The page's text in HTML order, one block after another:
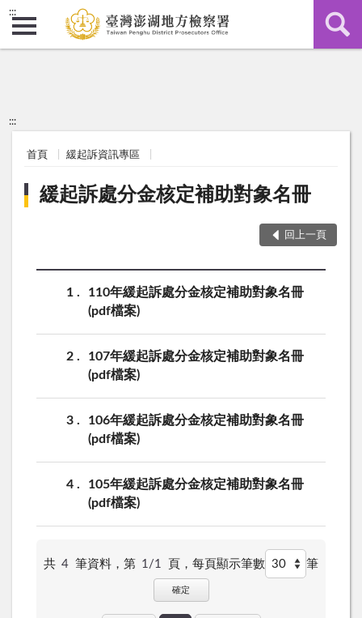
:::
:::
首頁 緩起訴資訊專區
緩起訴處分金核定補助對象名冊
回上一頁
1
110年緩起訴處分金核定補助對象名冊
(pdf檔案)
2
107年緩起訴處分金核定補助對象名冊
(pdf檔案)
3
106年緩起訴處分金核定補助對象名冊
(pdf檔案)
4
105年緩起訴處分金核定補助對象名冊
(pdf檔案)
共 4 筆資料，第 1/1 頁， 每頁顯示筆數 筆
確定